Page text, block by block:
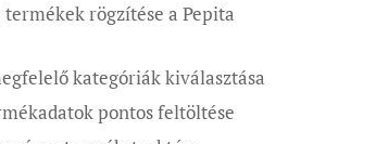
rögzítése a Pepita
kategóriák kiválasztása
pontos feltöltése